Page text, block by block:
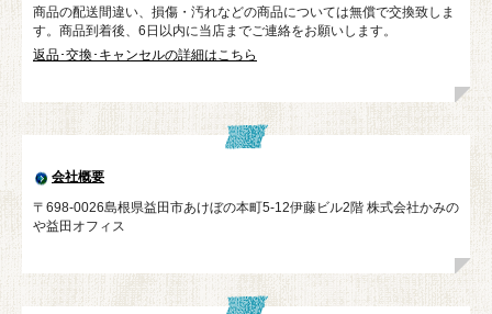
商品の配送間違い、損傷・汚れなどの商品については無償で交換致しま
す。商品到着後、6日以内に当店までご連絡をお願いします。
返品･交換･キャンセルの詳細はこちら
会社概要
〒698-0026島根県益田市あけぼの本町5-12伊藤ビル2階 株式会社かみの
や益田オフィス